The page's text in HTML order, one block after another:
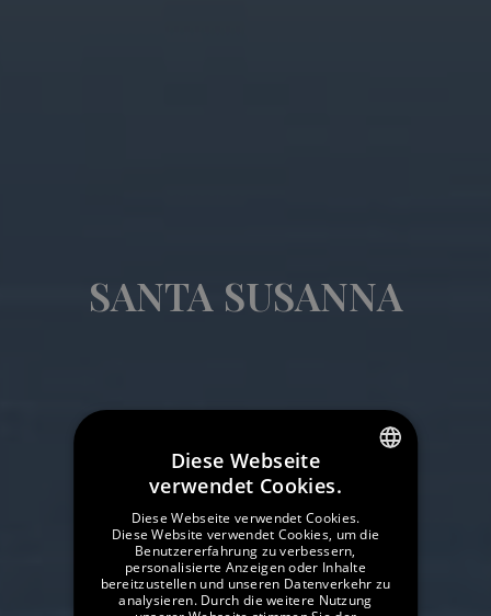
SANTA SUSANNA
SPANISH
ENGLISH
GERMAN
FRENCH
Diese Webseite
verwendet Cookies.
Diese Webseite verwendet Cookies.
Diese Website verwendet Cookies, um die
Benutzererfahrung zu verbessern,
personalisierte Anzeigen oder Inhalte
bereitzustellen und unseren Datenverkehr zu
analysieren. Durch die weitere Nutzung